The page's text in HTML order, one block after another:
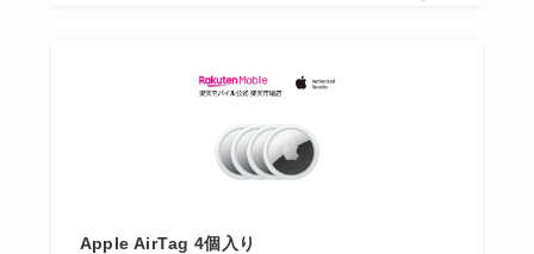
Apple AirTag 4個入り